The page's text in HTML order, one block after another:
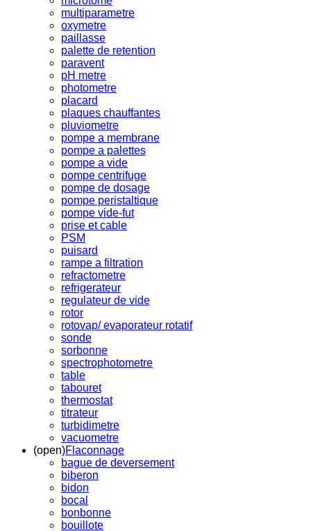
multiparametre
oxymetre
paillasse
palette de retention
paravent
pH metre
photometre
placard
plaques chauffantes
pluviometre
pompe a membrane
pompe a palettes
pompe a vide
pompe centrifuge
pompe de dosage
pompe peristaltique
pompe vide-fut
prise et cable
PSM
puisard
rampe a filtration
refractometre
refrigerateur
regulateur de vide
rotor
rotovap/ evaporateur rotatif
sonde
sorbonne
spectrophotometre
table
tabouret
thermostat
titrateur
turbidimetre
vacuometre
(open)Flaconnage
bague de deversement
biberon
bidon
bocal
bonbonne
bouillote